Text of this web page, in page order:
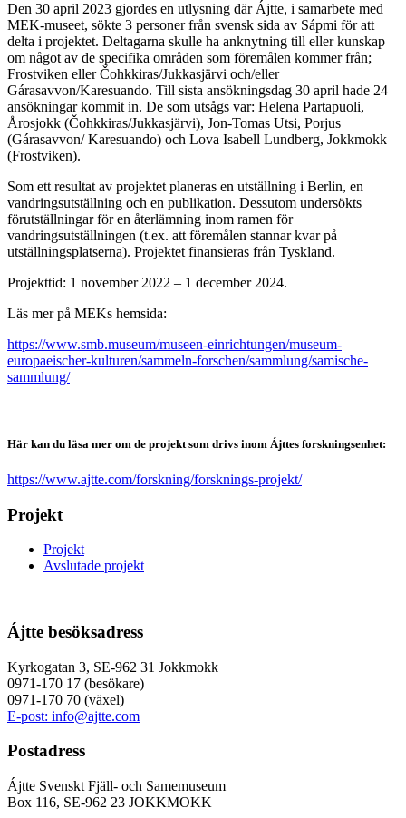
Den 30 april 2023 gjordes en utlysning där Ájtte, i samarbete med
MEK-museet, sökte 3 personer från svensk sida av Sápmi för att
delta i projektet. Deltagarna skulle ha anknytning till eller kunskap
om något av de specifika områden som föremålen kommer från;
Frostviken eller Čohkkiras/Jukkasjärvi och/eller
Gárasavvon/Karesuando. Till sista ansökningsdag 30 april hade 24
ansökningar kommit in. De som utsågs var: Helena Partapuoli,
Årosjokk (Čohkkiras/Jukkasjärvi), Jon-Tomas Utsi, Porjus
(Gárasavvon/ Karesuando) och Lova Isabell Lundberg, Jokkmokk
(Frostviken).
Som ett resultat av projektet planeras en utställning i Berlin, en
vandringsutställning och en publikation. Dessutom undersökts
förutställningar för en återlämning inom ramen för
vandringsutställningen (t.ex. att föremålen stannar kvar på
utställningsplatserna). Projektet finansieras från Tyskland.
Projekttid: 1 november 2022 – 1 december 2024.
Läs mer på MEKs hemsida:
https://www.smb.museum/museen-einrichtungen/museum-
europaeischer-kulturen/sammeln-forschen/sammlung/samische-
sammlung/
Här kan du läsa mer om de projekt som drivs inom Ájttes forskningsenhet:
https://www.ajtte.com/forskning/forsknings-projekt/
Projekt
Projekt
Avslutade projekt
Ájtte besöksadress
Kyrkogatan 3, SE-962 31 Jokkmokk
0971-170 17 (besökare)
0971-170 70 (växel)
E-post: info@ajtte.com
Postadress
Ájtte Svenskt Fjäll- och Samemuseum
Box 116, SE-962 23 JOKKMOKK